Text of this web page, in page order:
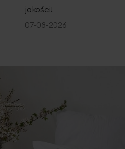
jakości!
07-08-2026